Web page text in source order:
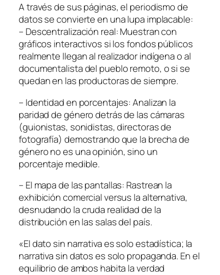
A través de sus páginas, el periodismo de
datos se convierte en una lupa implacable:
– Descentralización real: Muestran con
gráficos interactivos si los fondos públicos
realmente llegan al realizador indígena o al
documentalista del pueblo remoto, o si se
quedan en las productoras de siempre.
– Identidad en porcentajes: Analizan la
paridad de género detrás de las cámaras
(guionistas, sonidistas, directoras de
fotografía) demostrando que la brecha de
género no es una opinión, sino un
porcentaje medible.
– El mapa de las pantallas: Rastrean la
exhibición comercial versus la alternativa,
desnudando la cruda realidad de la
distribución en las salas del país.
«El dato sin narrativa es solo estadística; la
narrativa sin datos es solo propaganda. En el
equilibrio de ambos habita la verdad